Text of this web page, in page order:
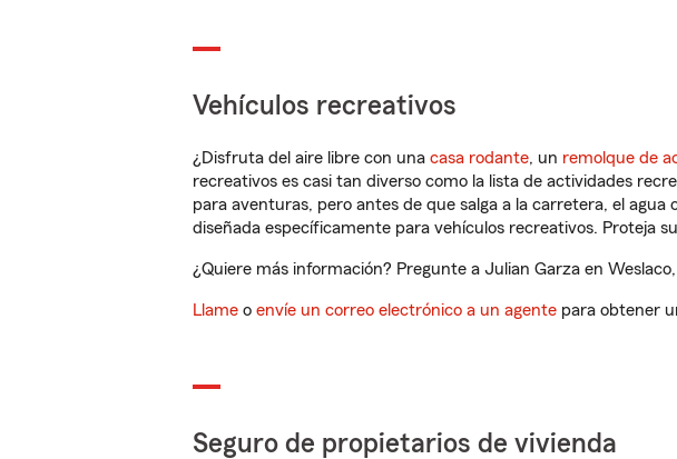
Vehículos recreativos
¿Disfruta del aire libre con una casa rodante, un remolque de
recreativos es casi tan diverso como la lista de actividades
para aventuras, pero antes de que salga a la carretera, el
diseñada específicamente para vehículos recreativos. Proteja
¿Quiere más información? Pregunte a Julian Garza en
Llame o envíe un correo electrónico a un agente para obtener
Seguro de propietarios de vivienda